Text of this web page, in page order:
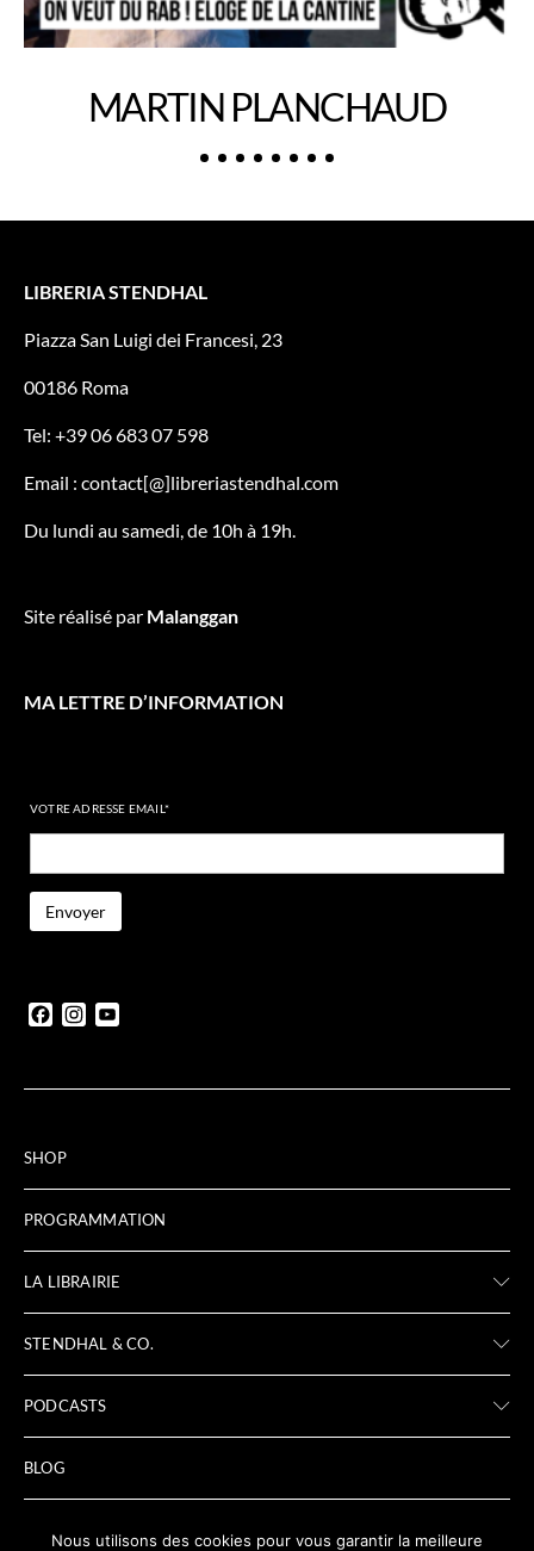
MARTIN PLANCHAUD
LIBRERIA STENDHAL
Piazza San Luigi dei Francesi, 23
00186 Roma
Tel: +39 06 683 07 598
Email : contact[@]libreriastendhal.com
Du lundi au samedi, de 10h à 19h.
Site réalisé par Malanggan
MA LETTRE D’INFORMATION
VOTRE ADRESSE EMAIL*
FacebookInstagram
SHOP
PROGRAMMATION
LA LIBRAIRIE
STENDHAL & CO.
PODCASTS
BLOG
Nous utilisons des cookies pour vous garantir la meilleure